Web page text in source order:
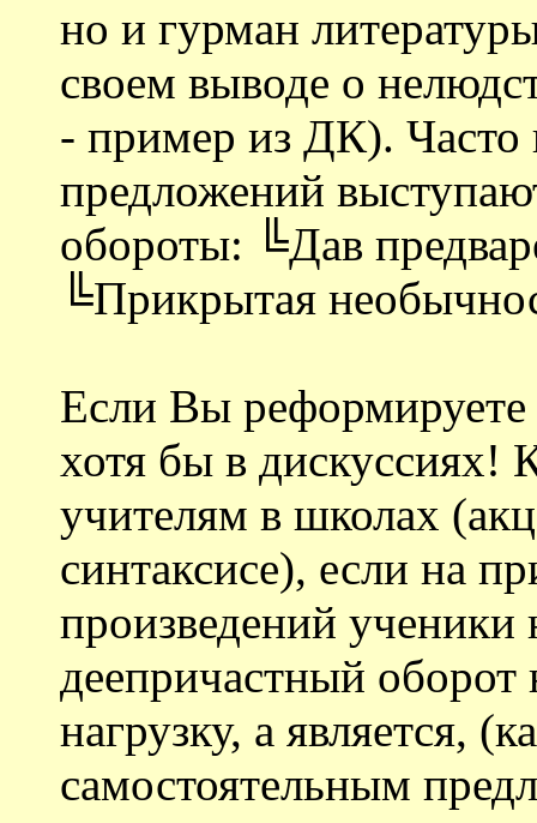
но и гурман
своем выводе о
- пример из ДК). Часто
предложений
обороты: ╚Дав
╚Прикрытая
Если Вы реформируете
хотя бы в дискуссиях!
учителям в школах
синтаксисе), если на
произведений ученики
деепричастный
нагрузку, а является,
самостоятельным